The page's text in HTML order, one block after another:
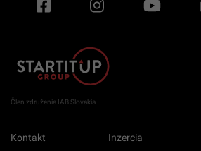
Člen združenia IAB Slovakia
Kontakt Inzercia